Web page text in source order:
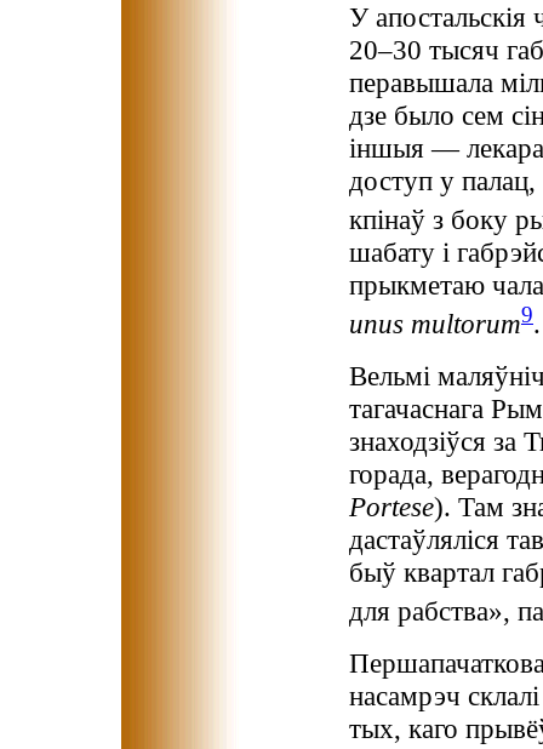
У
20–30 тысяч
перавышала
дзе было сем
іншыя —
доступ у
кпінаў з боку
шабату і
прыкметаю
unus multorum9.
Вельмі
тагачаснага
знаходзіўся за
горада,
Portese). Там
дастаўляліся
быў квартал
для рабства»,
насамрэч
тых, каго